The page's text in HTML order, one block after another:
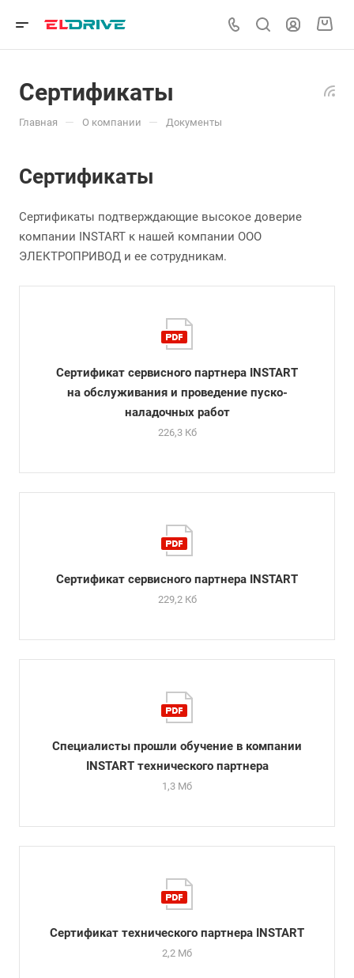
Сертификаты
Главная — О компании — Документы
Сертификаты
Сертификаты подтверждающие высокое доверие
компании INSTART к нашей компании ООО
ЭЛЕКТРОПРИВОД и ее сотрудникам.
Сертификат сервисного партнера INSTART
на обслуживания и проведение пуско-
наладочных работ
226,3 Кб
Сертификат сервисного партнера INSTART
229,2 Кб
Специалисты прошли обучение в компании
INSTART технического партнера
1,3 Мб
Сертификат технического партнера INSTART
2,2 Мб